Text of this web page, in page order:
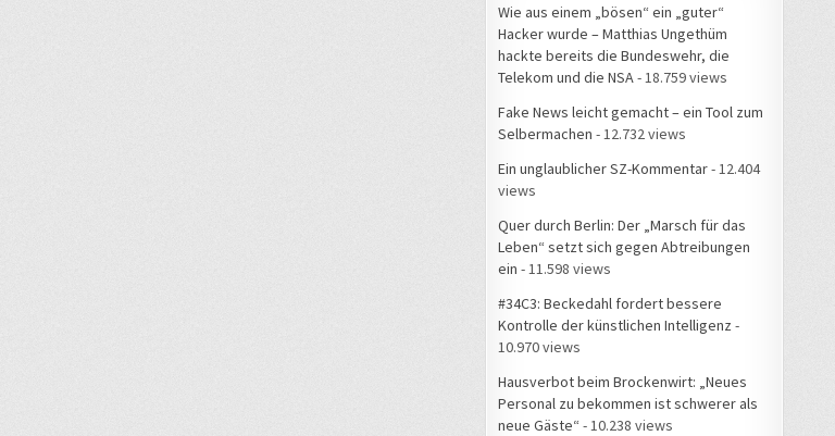
Wie aus einem „bösen“ ein „guter“
Hacker wurde – Matthias Ungethüm
hackte bereits die Bundeswehr, die
Telekom und die NSA - 18.759 views
Fake News leicht gemacht – ein Tool zum
Selbermachen - 12.732 views
Ein unglaublicher SZ-Kommentar- 12.404
views
Quer durch Berlin: Der „Marsch für das
Leben“ setzt sich gegen Abtreibungen
ein - 11.598 views
#34C3: Beckedahl fordert bessere
Kontrolle der künstlichen Intelligenz -
10.970 views
Hausverbot beim Brockenwirt: „Neues
Personal zu bekommen ist schwerer als
neue Gäste“ - 10.238 views